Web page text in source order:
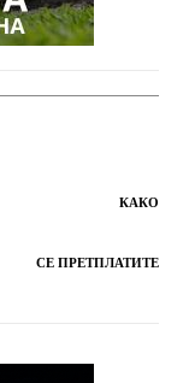
КАКО
СЕ ПРЕТПЛАТИТЕ